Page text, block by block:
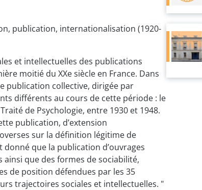
publication, internationalisation (1920-
et intellectuelles des publications
moitié du XXe siècle en France. Dans
publication collective, dirigée par
différents au cours de cette période : le
de Psychologie, entre 1930 et 1948.
publication, d’extension
sur la définition légitime de
que la publication d’ouvrages
ainsi que des formes de sociabilité,
de position défendues par les 35
trajectoires sociales et intellectuelles. "